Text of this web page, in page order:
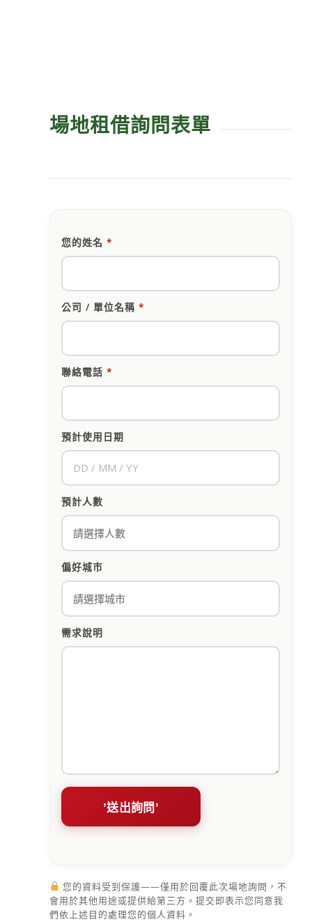
場地租借詢問表單
您的姓名 *
公司 / 單位名稱 *
聯絡電話 *
預計使用日期
預計人數
偏好城市
需求說明
您的資料受到保護——僅用於回覆此次場地詢問，不
會用於其他用途或提供給第三方。提交即表示您同意我
們依上述目的處理您的個人資料。